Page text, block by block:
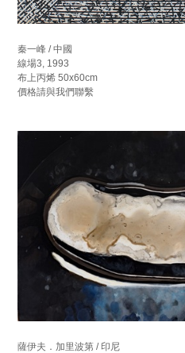
秦一峰 / 中國
線場3, 1993
布上丙烯 50x60cm
價格請與我們聯繫
薩伊夫．加里波第 / 印尼